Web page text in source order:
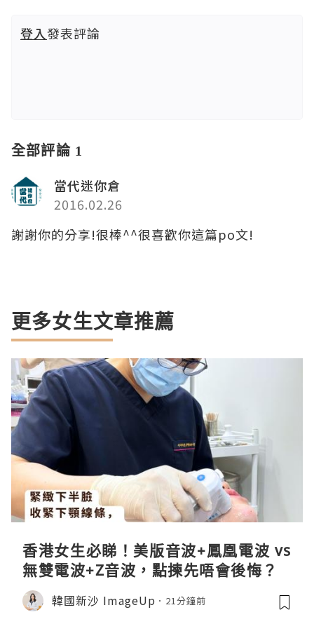
登入發表評論
全部評論 1
當代迷你倉
2016.02.26
謝謝你的分享!很棒^^很喜歡你這篇po文!
更多女生文章推薦
香港女生必睇！美版音波+鳳凰電波 vs
無雙電波+Z音波，點揀先唔會後悔？
韓國新沙 ImageUp 21分鐘前